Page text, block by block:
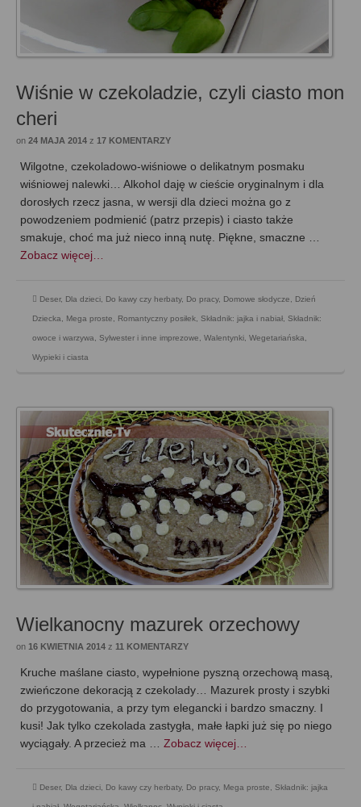
Wiśnie w czekoladzie, czyli ciasto mon
cheri
on 24 MAJA 2014 z 17 KOMENTARZY
Wilgotne, czekoladowo-wiśniowe o delikatnym posmaku
wiśniowej nalewki… Alkohol daję w cieście oryginalnym i dla
dorosłych rzecz jasna, w wersji dla dzieci można go z
powodzeniem podmienić (patrz przepis) i ciasto także
smakuje, choć ma już nieco inną nutę. Piękne, smaczne …
Zobacz więcej…
Deser, Dla dzieci, Do kawy czy herbaty, Do pracy, Domowe słodycze, Dzień
Dziecka, Mega proste, Romantyczny posiłek, Składnik: jajka i nabiał, Składnik:
owoce i warzywa, Sylwester i inne imprezowe, Walentynki, Wegetariańska,
Wypieki i ciasta
Wielkanocny mazurek orzechowy
on 16 KWIETNIA 2014 z 11 KOMENTARZY
Kruche maślane ciasto, wypełnione pyszną orzechową masą,
zwieńczone dekoracją z czekolady… Mazurek prosty i szybki
do przygotowania, a przy tym elegancki i bardzo smaczny. I
kusi! Jak tylko czekolada zastygła, małe łapki już się po niego
wyciągały. A przecież ma … Zobacz więcej…
Deser, Dla dzieci Do kawy czy herbaty, Do pracy, Mega proste Składnik: jajka